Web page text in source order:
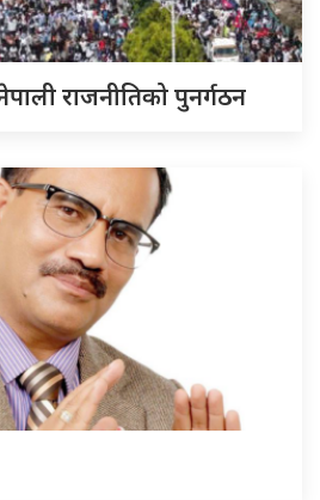
राजनीतिको पुनर्गठन